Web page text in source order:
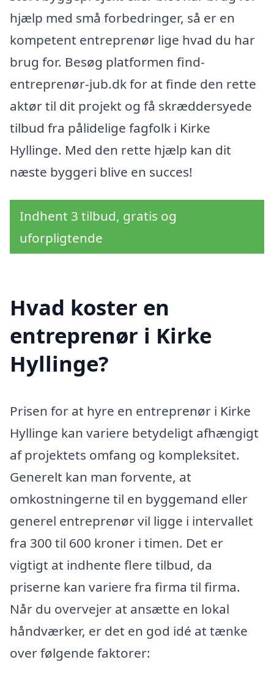
hjælp med små forbedringer, så er en
kompetent entreprenør lige hvad du har
brug for. Besøg platformen find-
entreprenør-jub.dk for at finde den rette
aktør til dit projekt og få skræddersyede
tilbud fra pålidelige fagfolk i Kirke
Hyllinge. Med den rette hjælp kan dit
næste byggeri blive en succes!
Indhent 3 tilbud, gratis og
uforpligtende
Hvad koster en
entreprenør i Kirke
Hyllinge?
Prisen for at hyre en entreprenør i Kirke
Hyllinge kan variere betydeligt afhængigt
af projektets omfang og kompleksitet.
Generelt kan man forvente, at
omkostningerne til en byggemand eller
generel entreprenør vil ligge i intervallet
fra 300 til 600 kroner i timen. Det er
vigtigt at indhente flere tilbud, da
priserne kan variere fra firma til firma.
Når du overvejer at ansætte en lokal
håndværker, er det en god idé at tænke
over følgende faktorer: